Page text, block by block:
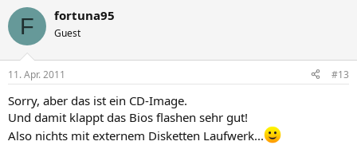
F fortuna95
Guest
11. Apr. 2011 #13
Sorry, aber das ist ein CD-Image.
Und damit klappt das Bios flashen sehr gut!
Also nichts mit externem Disketten Laufwerk...